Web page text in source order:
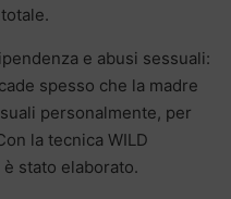
e abusi sessuali:
spesso che la madre
personalmente, per
la tecnica WILD
stato elaborato.